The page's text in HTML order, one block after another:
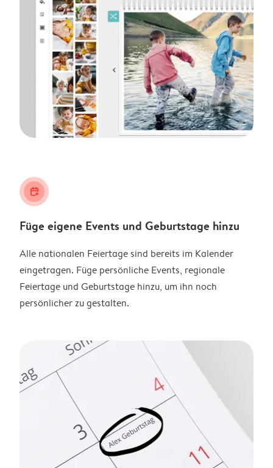
calendar_plus
Füge eigene Events und Geburtstage hinzu
Alle nationalen Feiertage sind bereits im Kalender
eingetragen. Füge persönliche Events, regionale
Feiertage und Geburtstage hinzu, um ihn noch
persönlicher zu gestalten.